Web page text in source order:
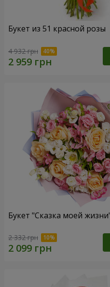
Букет из 51 красной розы
4 932 грн
Букет "Сказка моей
2 332 грн